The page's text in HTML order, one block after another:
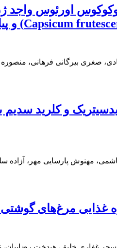
اورئوس
صغری بیرگانی فرهانی، منصوره
و کلرید
مهنوش پارسایی مهر، آزاده
غذایی مرغ‌های